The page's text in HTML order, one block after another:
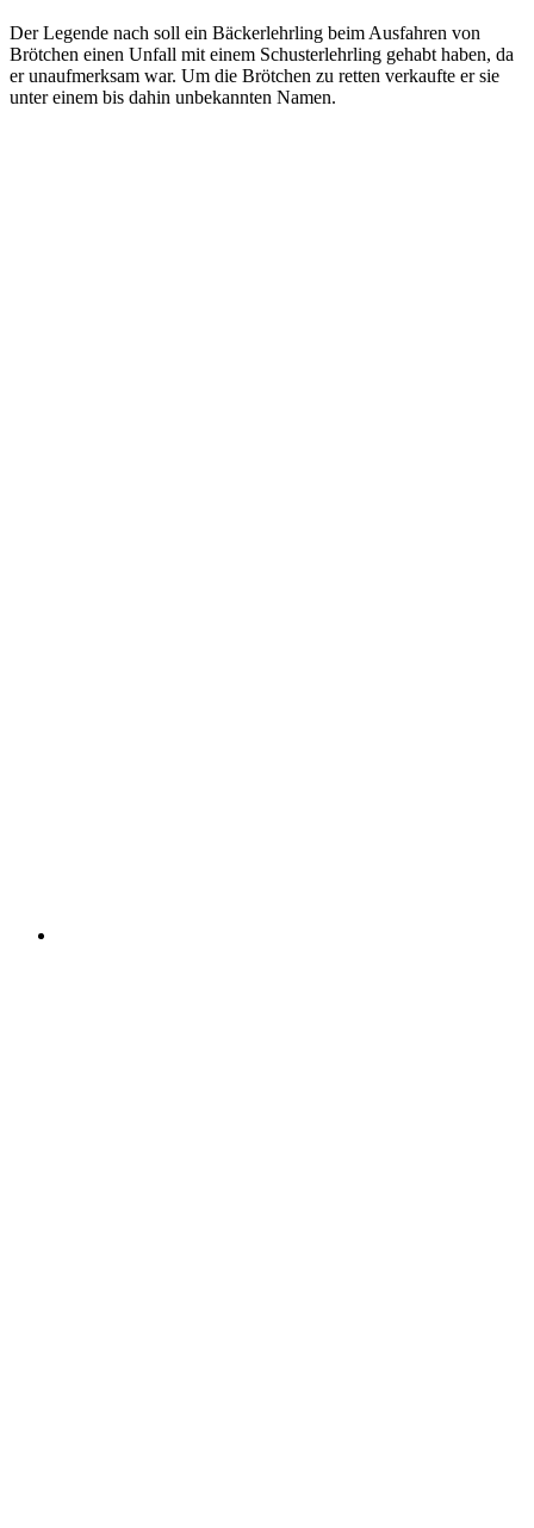
Der Legende nach soll ein Bäckerlehrling beim Ausfahren von
Brötchen einen Unfall mit einem Schusterlehrling gehabt haben, da
er unaufmerksam war. Um die Brötchen zu retten verkaufte er sie
unter einem bis dahin unbekannten Namen.